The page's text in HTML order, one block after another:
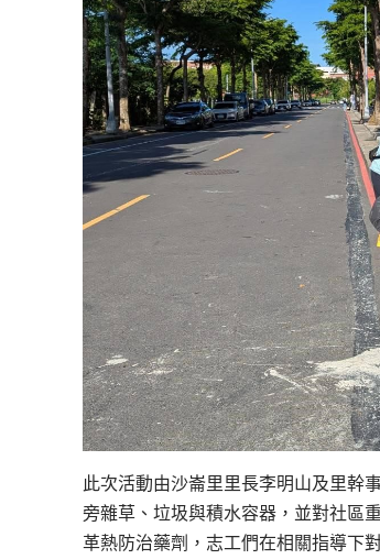
此次活動由沙崙里里長李明山及里幹
旁雜草、垃圾與積水容器，並對社區
革熱防治藥劑，志工們在相關指導下